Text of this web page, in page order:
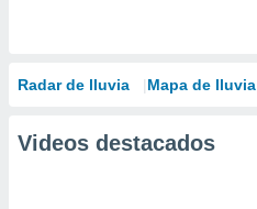
Radar de lluvia Mapa de lluvia
Videos destacados